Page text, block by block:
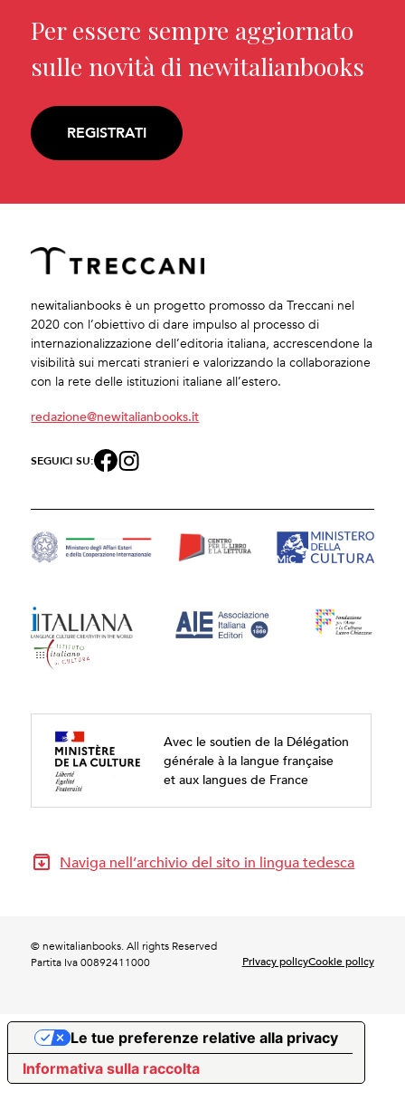
Per essere sempre aggiornato
sulle novità di newitalianbooks
REGISTRATI
newitalianbooks è un progetto promosso da Treccani nel
2020 con l’obiettivo di dare impulso al processo di
internazionalizzazione dell’editoria italiana, accrescendone la
visibilità sui mercati stranieri e valorizzando la collaborazione
con la rete delle istituzioni italiane all’estero.
redazione@newitalianbooks.it
SEGUICI SU:
Avec le soutien de la Délégation
générale à la langue française
et aux langues de France
Naviga nell’archivio del sito in lingua tedesca
© newitalianbooks. All rights Reserved
Partita Iva 00892411000
Privacy policyCookie policy
Informativa sulla raccolta
Le tue preferenze relative alla privacy